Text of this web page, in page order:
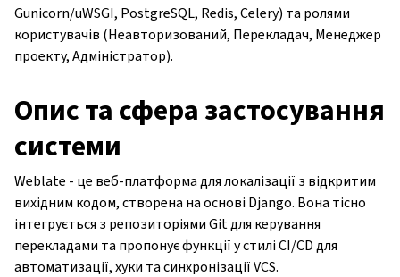
Gunicorn/uWSGI, PostgreSQL, Redis, Celery) та ролями
користувачів (Неавторизований, Перекладач, Менеджер
проекту, Адміністратор).
Опис та сфера застосування
системи
Weblate - це веб-платформа для локалізації з відкритим
вихідним кодом, створена на основі Django. Вона тісно
інтегрується з репозиторіями Git для керування
перекладами та пропонує функції у стилі CI/CD для
автоматизації, хуки та синхронізації VCS.